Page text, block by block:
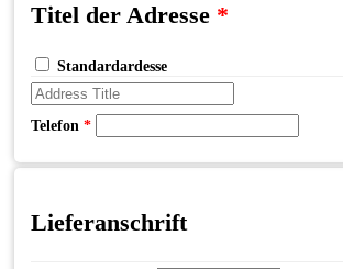
Titel der Adresse *
Standardardesse
Telefon *
Lieferanschrift